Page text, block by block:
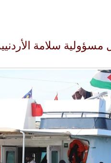
مسؤولية سلامة